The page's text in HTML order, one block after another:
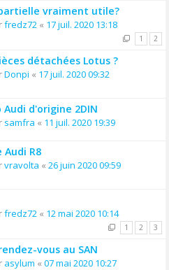
vraiment utile?
fredz72 « 17 juil. 2020 13:18
1 2
détachées Lotus ?
Donpi « 17 juil. 2020 09:32
d'origine 2DIN
samfra « 11 juil. 2020 19:39
Audi R8
vravolta « 26 juin 2020 09:59
fredz72 « 12 mai 2020 10:14
1 2 3
vous au SAN
asylum « 07 mai 2020 10:27